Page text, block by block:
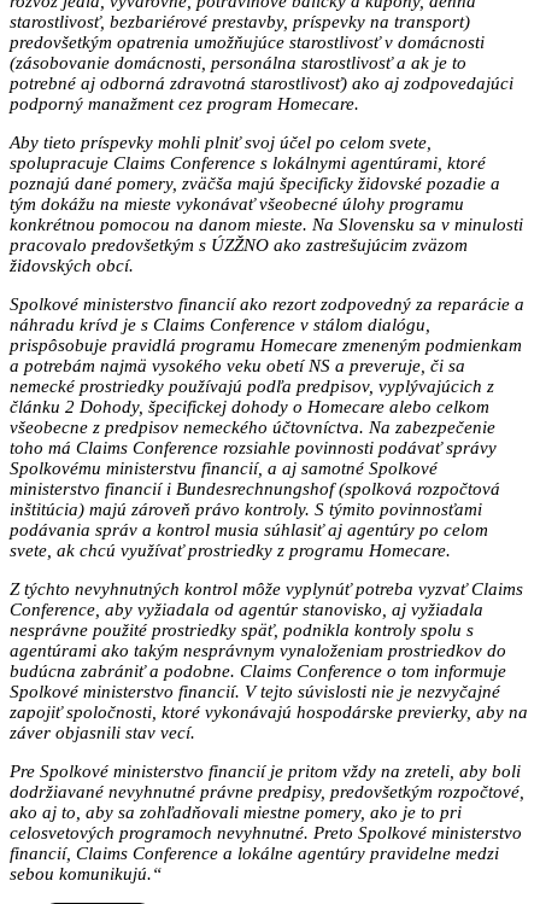
starostlivosť, bezbariérové prestavby, príspevky na transport)
predovšetkým opatrenia umožňujúce starostlivosť v domácnosti
(zásobovanie domácnosti, personálna starostlivosť a ak je to
potrebné aj odborná zdravotná starostlivosť) ako aj zodpovedajúci
podporný manažment cez program Homecare.
Aby tieto príspevky mohli plniť svoj účel po celom svete,
spolupracuje Claims Conference s lokálnymi agentúrami, ktoré
poznajú dané pomery, zväčša majú špecificky židovské pozadie a
tým dokážu na mieste vykonávať všeobecné úlohy programu
konkrétnou pomocou na danom mieste. Na Slovensku sa v minulosti
pracovalo predovšetkým s ÚZŽNO ako zastrešujúcim zväzom
židovských obcí.
Spolkové ministerstvo financií ako rezort zodpovedný za reparácie a
náhradu krívd je s Claims Conference v stálom dialógu,
prispôsobuje pravidlá programu Homecare zmeneným podmienkam
a potrebám najmä vysokého veku obetí NS a preveruje, či sa
nemecké prostriedky používajú podľa predpisov, vyplývajúcich z
článku 2 Dohody, špecifickej dohody o Homecare alebo celkom
všeobecne z predpisov nemeckého účtovníctva. Na zabezpečenie
toho má Claims Conference rozsiahle povinnosti podávať správy
Spolkovému ministerstvu financií, a aj samotné Spolkové
ministerstvo financií i Bundesrechnun­gshof (spolková rozpočtová
inštitúcia) majú zároveň právo kontroly. S týmito povinnosťami
podávania správ a kontrol musia súhlasiť aj agentúry po celom
svete, ak chcú využívať prostriedky z programu Homecare.
Z týchto nevyhnutných kontrol môže vyplynúť potreba vyzvať Claims
Conference, aby vyžiadala od agentúr stanovisko, aj vyžiadala
nesprávne použité prostriedky späť, podnikla kontroly spolu s
agentúrami ako takým nesprávnym vynaloženiam prostriedkov do
budúcna zabrániť a podobne. Claims Conference o tom informuje
Spolkové ministerstvo financií. V tejto súvislosti nie je nezvyčajné
zapojiť spoločnosti, ktoré vykonávajú hospodárske previerky, aby na
záver objasnili stav vecí.
Pre Spolkové ministerstvo financií je pritom vždy na zreteli, aby boli
dodržiavané nevyhnutné právne predpisy, predovšetkým rozpočtové,
ako aj to, aby sa zohľadňovali miestne pomery, ako je to pri
celosvetových programoch nevyhnutné. Preto Spolkové ministerstvo
financií, Claims Conference a lokálne agentúry pravidelne medzi
sebou komunikujú.“